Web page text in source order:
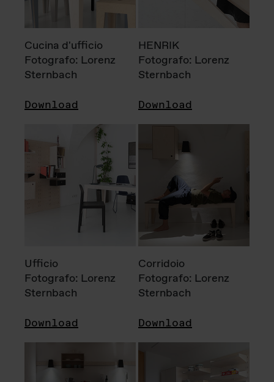
Cucina d'ufficio
Fotografo: Lorenz
Sternbach
Download
HENRIK
Fotografo: Lorenz
Sternbach
Download
Ufficio
Fotografo: Lorenz
Sternbach
Download
Corridoio
Fotografo: Lorenz
Sternbach
Download